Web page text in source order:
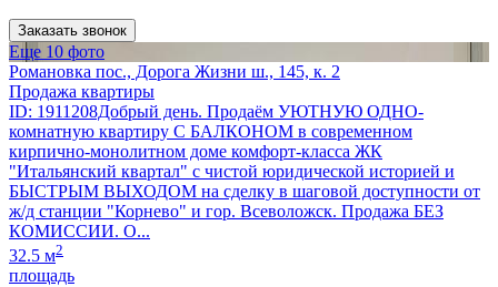
Заказать звонок
Еще 10 фото
Романовка пос., Дорога Жизни ш., 145, к. 2
Продажа квартиры
ID: 1911208Добрый день. Продаём УЮТНУЮ ОДНО-
комнатную квартиру С БАЛКОНОМ в современном
кирпично-монолитном доме комфорт-класса ЖК
"Итальянский квартал" с чистой юридической историей и
БЫСТРЫМ ВЫХОДОМ на сделку в шаговой доступности от
ж/д станции "Корнево" и гор. Всеволожск. Продажа БЕЗ
КОМИССИИ. О...
32.5 м2
площадь